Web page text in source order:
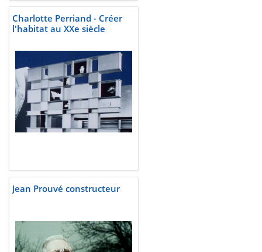
Charlotte Perriand - Créer
l'habitat au XXe siècle
Jean Prouvé constructeur